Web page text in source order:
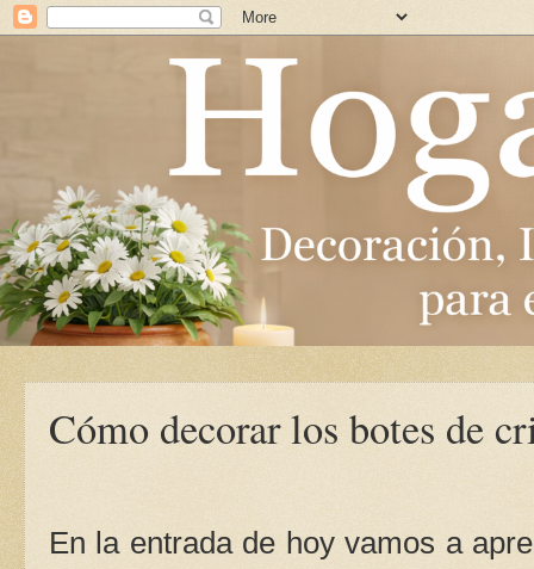
Cómo decorar los botes de
En la entrada de hoy vamos a